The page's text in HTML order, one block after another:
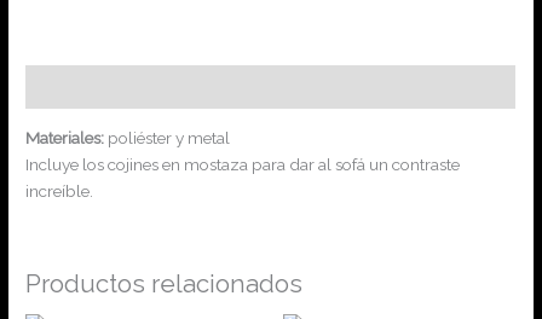
Materiales: poliéster y metal
Incluye los cojines en mostaza para dar al sofá un contraste
increíble.
Productos relacionados